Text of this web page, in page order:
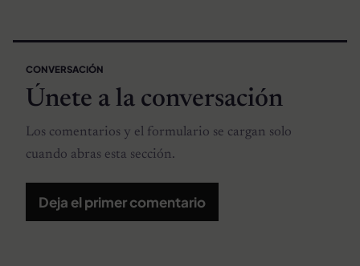
CONVERSACIÓN
Únete a la conversación
Los comentarios y el formulario se cargan solo
cuando abras esta sección.
Deja el primer comentario